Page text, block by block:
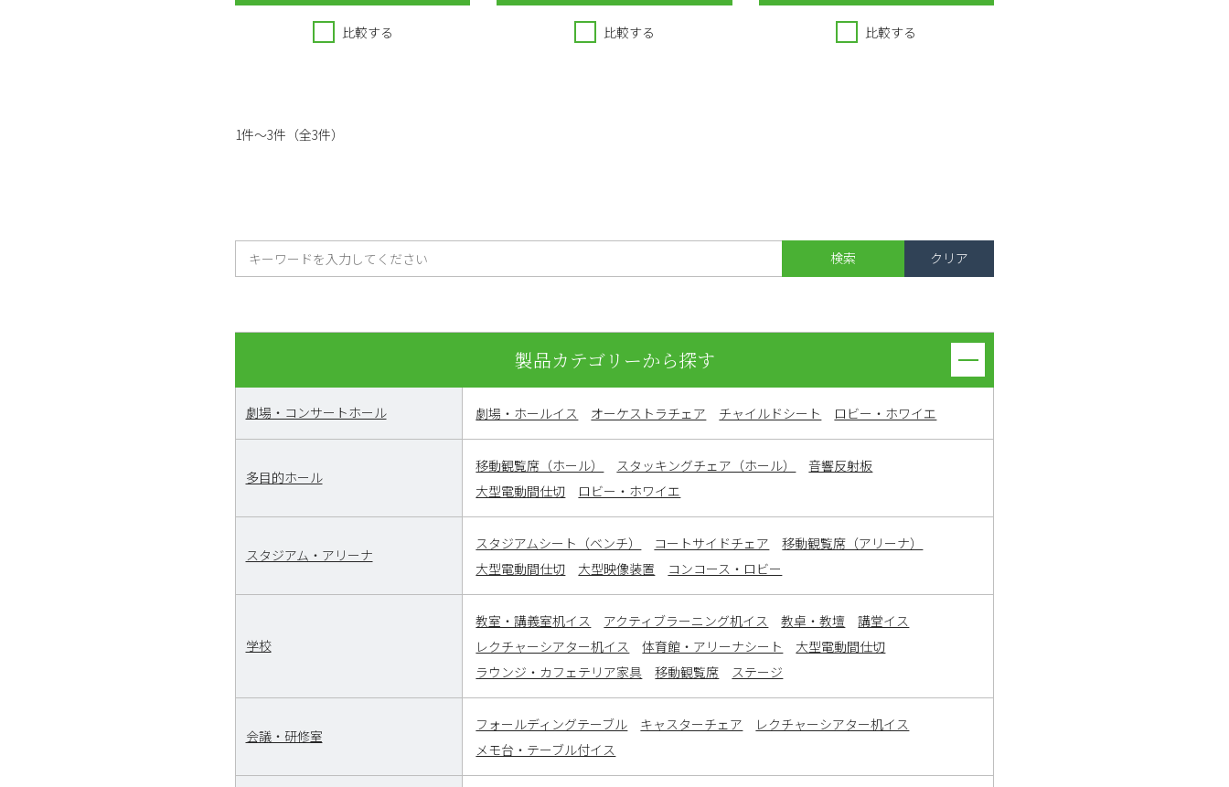
比較する 比較する 比較する
1件～3件（全3件）
製品カテゴリーから探す
劇場・コンサートホール 劇場・ホールイス オーケストラチェア チャイルドシート ロビー・ホワイエ
多目的ホール
移動観覧席（ホール） スタッキングチェア（ホール）
音響反射板
大型電動間仕切
ロビー・ホワイエ
スタジアム・アリーナ
スタジアムシート（ベンチ） コートサイドチェア
移動観覧席（アリーナ）
大型電動間仕切
大型映像装置 コンコース・ロビー
学校
教室・講義室机イス アクティブラーニング机イス 教卓・教壇
講堂イス
レクチャーシアター机イス
体育館・アリーナシート
大型電動間仕切
ラウンジ・カフェテリア家具
移動観覧席 ステージ
会議・研修室
フォールディングテーブル キャスターチェア
レクチャーシアター机イス
メモ台・テーブル付イス